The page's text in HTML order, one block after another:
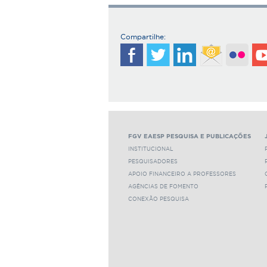
Compartilhe:
FGV EAESP PESQUISA E PUBLICAÇÕES
INSTITUCIONAL
PESQUISADORES
APOIO FINANCEIRO A PROFESSORES
AGÊNCIAS DE FOMENTO
CONEXÃO PESQUISA